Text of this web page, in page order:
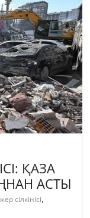
ҚАЗА
АСТЫ
жер сілкінісі,